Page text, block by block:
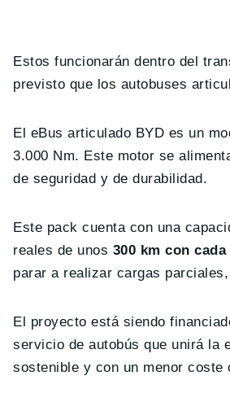
Estos funcionarán dentro del
previsto que los autobuses
El eBus articulado BYD es un
3.000 Nm. Este motor se
de seguridad y de durabilidad.
Este pack cuenta con una
reales de unos 300 km con
parar a realizar cargas
El proyecto está siendo
servicio de autobús que unirá la
sostenible y con un menor coste